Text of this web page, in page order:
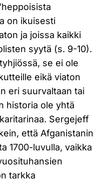
on ikuisesti
ja joissa kaikki
syytä (s. 9-10).
se ei ole
eikä viaton
eri suurvaltaan tai
historia ole yhtä
Sergejeff
että Afganistanin
1700-luvulla, vaikka
tarkka